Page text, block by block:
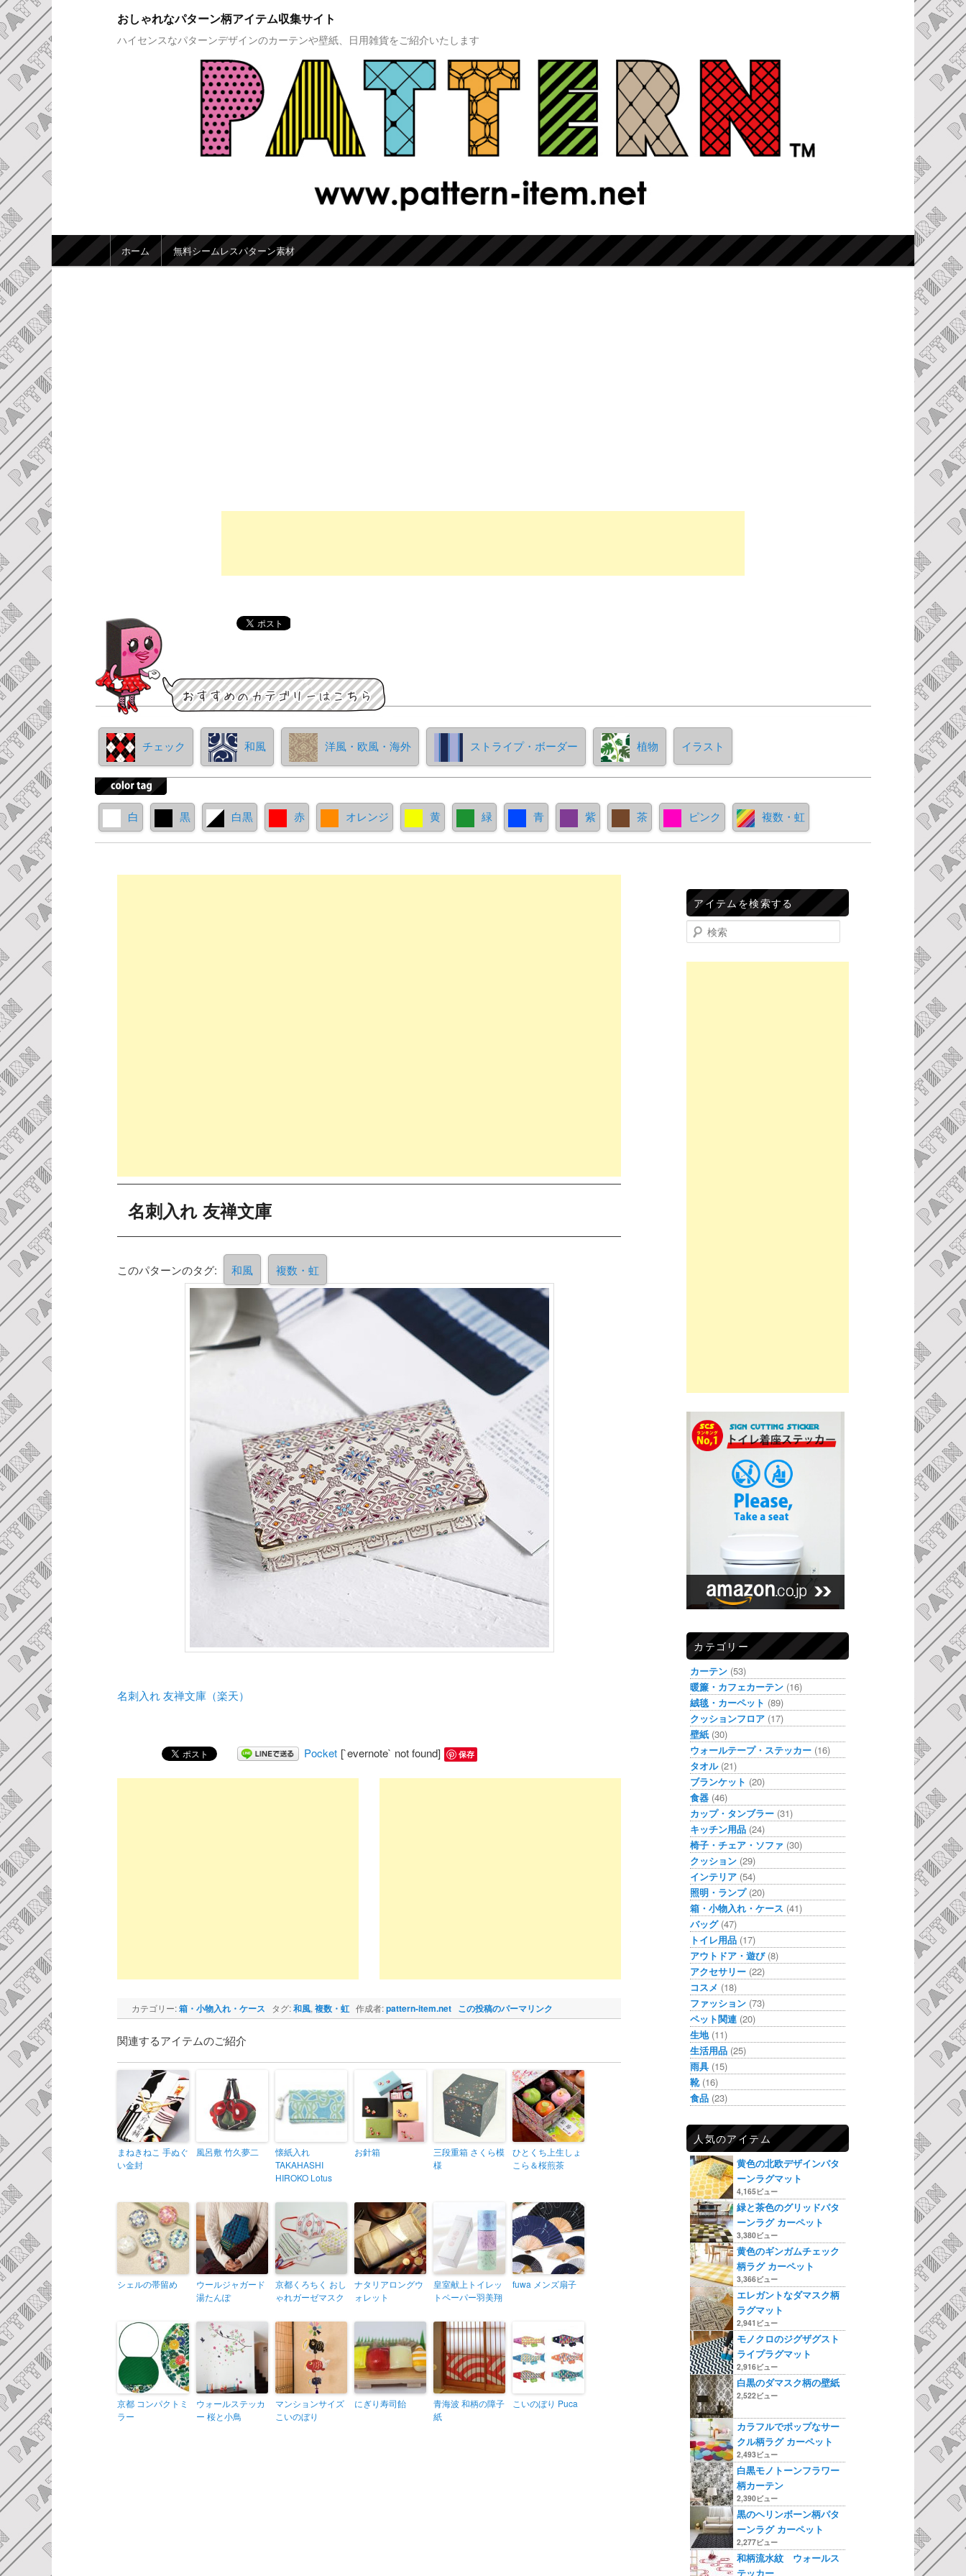
おしゃれなパターン柄アイテム収集サイト
ハイセンスなパターンデザインのカーテンや壁紙、日用雑貨をご紹介いたします
メインメニュー
メインコンテンツへ移動
サブコンテンツへ移動
ホーム 無料シームレスパターン素材
チェック 和風 洋風・欧風・海外 ストライプ・ボーダー 植物 イラスト
白 黒 白黒 赤 オレンジ 黄 緑 青 紫 茶 ピンク 複数・虹
名刺入れ 友禅文庫
このパターンのタグ: 和風 複数・虹
名刺入れ 友禅文庫（楽天）
Pocket [`evernote` not found] 保存
カテゴリー:箱・小物入れ・ケース タグ:和風,複数・虹 作成者:pattern-item.net この投稿のパーマリンク
関連するアイテムのご紹介
まねきねこ 手ぬぐ
い金封
風呂敷 竹久夢二
懐紙入れ
TAKAHASHI
HIROKO Lotus
お針箱
三段重箱 さくら模
様
ひとくち上生しょ
こら＆桜煎茶
シェルの帯留め
ウールジャガード
湯たんぽ
京都くろちく おし
ゃれガーゼマスク
ナタリアロングウ
ォレット
皇室献上トイレッ
トペーパー羽美翔
fuwa メンズ扇子
京都 コンパクトミ
ラー
ウォールステッカ
ー 桜と小鳥
マンションサイズ
こいのぼり
にぎり寿司飴
青海波 和柄の障子
紙
こいのぼり Puca
アイテムを検索する
検索
カテゴリー
カーテン (53)
暖簾・カフェカーテン (16)
絨毯・カーペット (89)
クッションフロア (17)
壁紙 (30)
ウォールテープ・ステッカー (16)
タオル(21)
ブランケット (20)
食器 (46)
カップ・タンブラー (31)
キッチン用品 (24)
椅子・チェア・ソファ (30)
クッション (29)
インテリア (54)
照明・ランプ(20)
箱・小物入れ・ケース (41)
バッグ(47)
トイレ用品 (17)
アウトドア・遊び(8)
アクセサリー (22)
コスメ (18)
ファッション (73)
ペット関連 (20)
生地(11)
生活用品 (25)
雨具 (15)
靴(16)
食品 (23)
人気のアイテム
黄色の北欧デザインパタ
ーンラグマット
4,165ビュー
緑と茶色のグリッドパタ
ーンラグ カーペット
3,380ビュー
黄色のギンガムチェック
柄ラグ カーペット
3,366ビュー
エレガントなダマスク柄
ラグマット
2,941ビュー
モノクロのジグザグスト
ライプラグマット
2,916ビュー
白黒のダマスク柄の壁紙
2,522ビュー
カラフルでポップなサー
クル柄ラグ カーペット
2,493ビュー
白黒モノトーンフラワー
柄カーテン
2,390ビュー
黒のヘリンボーン柄パタ
ーンラグ カーペット
2,277ビュー
和柄流水紋 ウォールス
テッカー